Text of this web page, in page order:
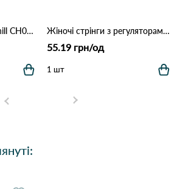
Стрінги жіночі Cottonhill CH0610 Марсала Жіночі стрінги з регуляторами 1501 Чорний
55.19 грн/од
1 шт